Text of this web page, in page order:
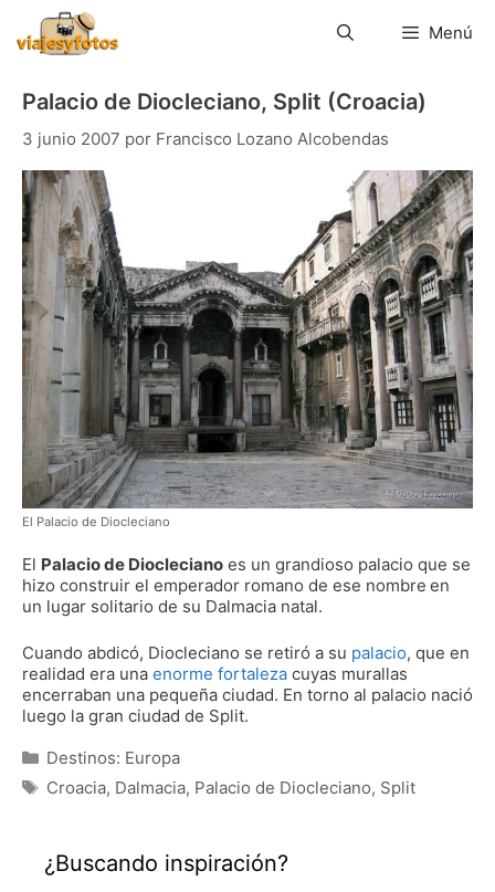
contenido
Menú
Palacio de Diocleciano, Split (Croacia)
3 junio 2007 por Francisco Lozano Alcobendas
El Palacio de Diocleciano
El Palacio de Diocleciano es un grandioso palacio que se
hizo construir el emperador romano de ese nombre en
un lugar solitario de su Dalmacia natal.
Cuando abdicó, Diocleciano se retiró a su palacio, que en
realidad era una enorme fortaleza cuyas murallas
encerraban una pequeña ciudad. En torno al palacio nació
luego la gran ciudad de Split.
Categorías
Destinos: Europa
Etiquetas
Croacia, Dalmacia, Palacio de Diocleciano, Split
¿Buscando inspiración?